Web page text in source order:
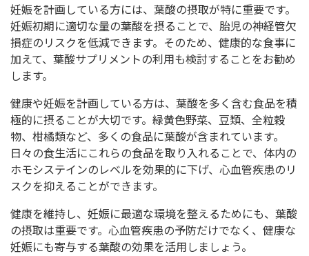
妊娠を計画している方には、葉酸の摂取が特に重要です。
妊娠初期に適切な量の葉酸を摂ることで、胎児の神経管欠
損症のリスクを低減できます。そのため、健康的な食事に
加えて、葉酸サプリメントの利用も検討することをお勧め
します。
健康や妊娠を計画している方は、葉酸を多く含む食品を積
極的に摂ることが大切です。緑黄色野菜、豆類、全粒穀
物、柑橘類など、多くの食品に葉酸が含まれています。
日々の食生活にこれらの食品を取り入れることで、体内の
ホモシステインのレベルを効果的に下げ、心血管疾患のリ
スクを抑えることができます。
健康を維持し、妊娠に最適な環境を整えるためにも、葉酸
の摂取は重要です。心血管疾患の予防だけでなく、健康な
妊娠にも寄与する葉酸の効果を活用しましょう。